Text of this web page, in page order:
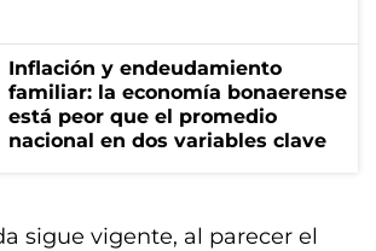
Inflación y endeudamiento
familiar: la economía bonaerense
está peor que el promedio
nacional en dos variables clave
sigue vigente, al parecer el